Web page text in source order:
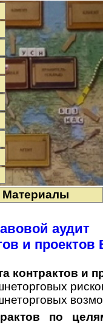
Материалы
аудит
и
контрактов и
по